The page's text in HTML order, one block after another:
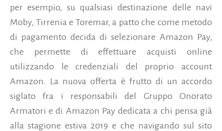
per esempio, su qualsiasi destinazione delle navi
Moby, Tirrenia e Toremar, a patto che come metodo
di pagamento decida di selezionare Amazon Pay,
che permette di effettuare acquisti online
utilizzando le credenziali del proprio account
Amazon. La nuova offerta è frutto di un accordo
siglato fra i responsabili del Gruppo Onorato
Armatori e di Amazon Pay dedicata a chi pensa già
alla stagione estiva 2019 e che navigando sul sito